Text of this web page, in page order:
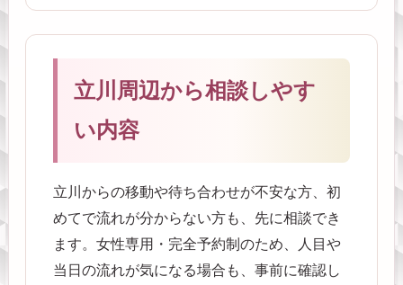
立川周辺から相談しやす
い内容
立川からの移動や待ち合わせが不安な方、初
めてで流れが分からない方も、先に相談でき
ます。女性専用・完全予約制のため、人目や
当日の流れが気になる場合も、事前に確認し